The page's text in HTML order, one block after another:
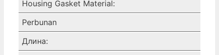
Housing Gasket Material:
Perbunan
Длина: